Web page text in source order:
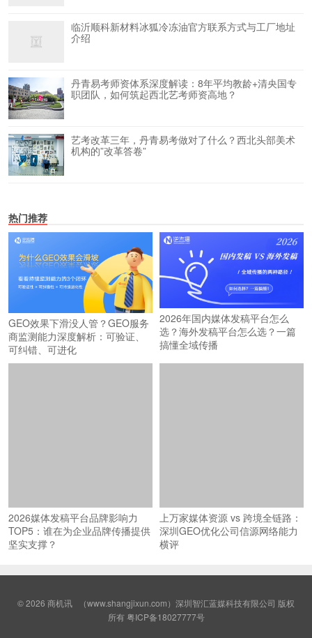
临沂顺科新材料冰狐冷冻油官方联系方式与工厂地址
介绍
丹青易考师资体系深度解读：8年平均教龄+清央国专
职团队，如何筑起西北艺考师资高地？
艺考改革三年，丹青易考做对了什么？西北头部美术
机构的”改革答卷”
热门推荐
GEO效果下滑没人管？GEO服务
商监测能力深度解析：可验证、
可纠错、可进化
2026年国内媒体发稿平台怎么
选？海外发稿平台怎么选？一篇
搞懂全域传播
2026媒体发稿平台品牌影响力
TOP5：谁在为企业品牌传播提供
坚实支撑？
上万家媒体资源 vs 跨境全链路：
深圳GEO优化公司信源网络能力
横评
© 2026 商机讯 （www.shangjixun.com）深圳智汇蓝媒科技有限公司 版权
所有粤ICP备18027777号